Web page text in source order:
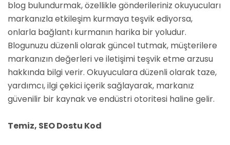
blog bulundurmak, özellikle gönderileriniz okuyucuları
markanızla etkileşim kurmaya teşvik ediyorsa,
onlarla bağlantı kurmanın harika bir yoludur.
Blogunuzu düzenli olarak güncel tutmak, müşterilere
markanızın değerleri ve iletişimi teşvik etme arzusu
hakkında bilgi verir. Okuyuculara düzenli olarak taze,
yardımcı, ilgi çekici içerik sağlayarak, markanız
güvenilir bir kaynak ve endüstri otoritesi haline gelir.
Temiz, SEO Dostu Kod